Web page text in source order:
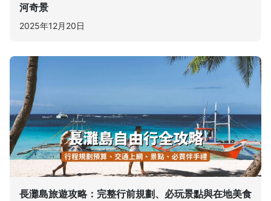
河奇景
2025年12月20日
長灘島旅遊攻略：完整行前規劃、必玩景點與在地美食